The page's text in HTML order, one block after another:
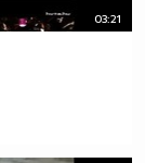
03:21